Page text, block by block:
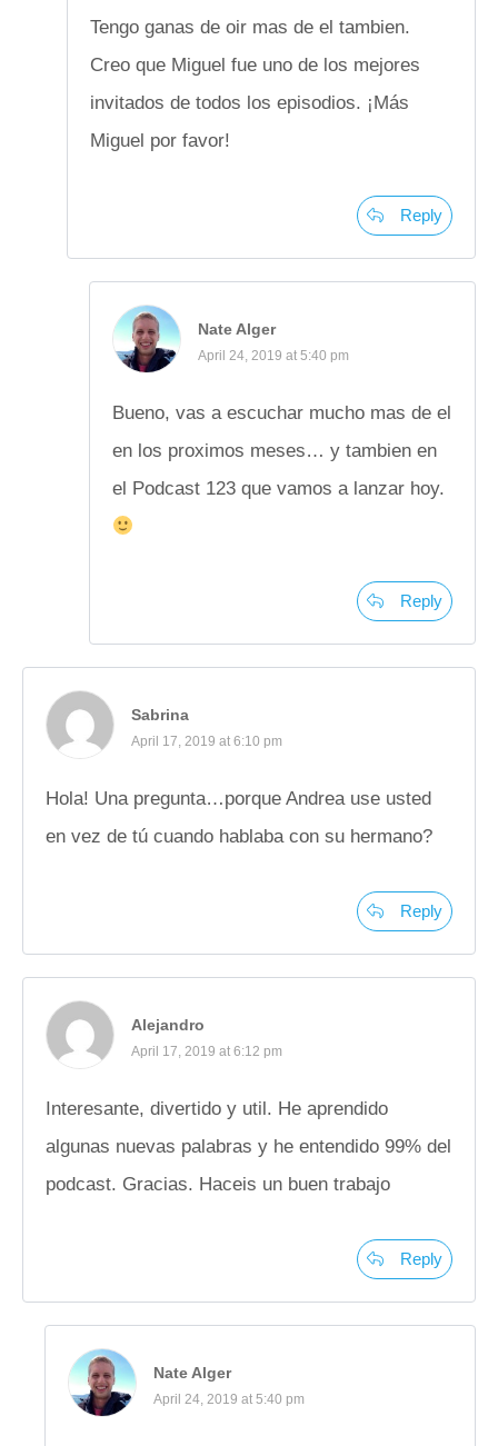
Tengo ganas de oir mas de el tambien.
Creo que Miguel fue uno de los mejores
invitados de todos los episodios. ¡Más
Miguel por favor!
Reply
Nate Alger
April 24, 2019 at 5:40 pm
Bueno, vas a escuchar mucho mas de el
en los proximos meses… y tambien en
el Podcast 123 que vamos a lanzar hoy.
Reply
Sabrina
April 17, 2019 at 6:10 pm
Hola! Una pregunta…porque Andrea use usted
en vez de tú cuando hablaba con su hermano?
Reply
Alejandro
April 17, 2019 at 6:12 pm
Interesante, divertido y util. He aprendido
algunas nuevas palabras y he entendido 99% del
podcast. Gracias. Haceis un buen trabajo
Reply
Nate Alger
April 24, 2019 at 5:40 pm